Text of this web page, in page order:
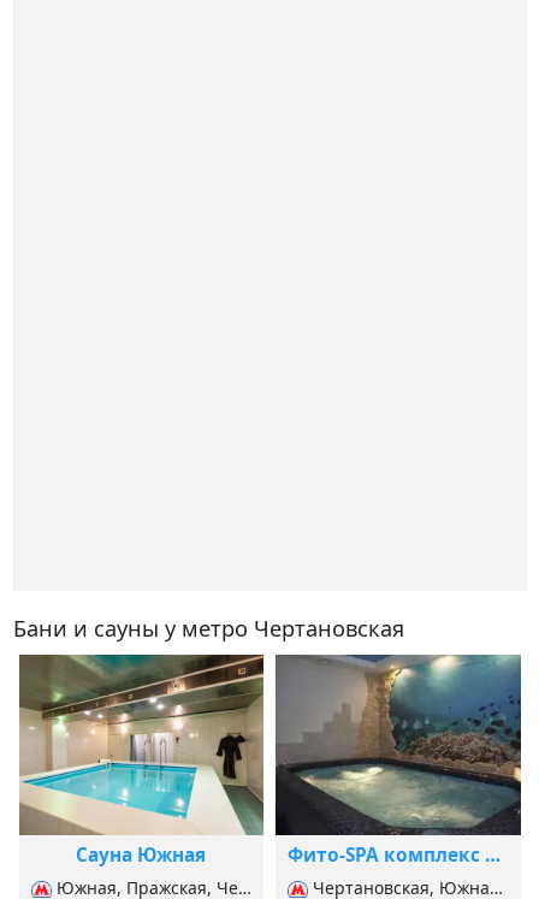
Бани и сауны у метро Чертановская
Сауна Южная
Южная, Пражская, Чертановская,
Фито-SPA комплекс Панджшер в Сумском проезде
Чертановская, Южная, Севастопольская,